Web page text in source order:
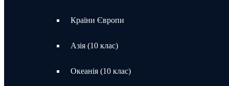
Країни Європи
Азія (10 клас)
Океанія (10 клас)